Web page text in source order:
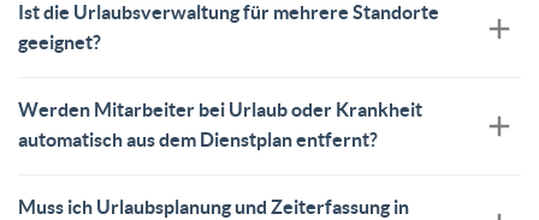
Ist die Urlaubsverwaltung für mehrere Standorte
geeignet?
Werden Mitarbeiter bei Urlaub oder Krankheit
automatisch aus dem Dienstplan entfernt?
Muss ich Urlaubsplanung und Zeiterfassung in